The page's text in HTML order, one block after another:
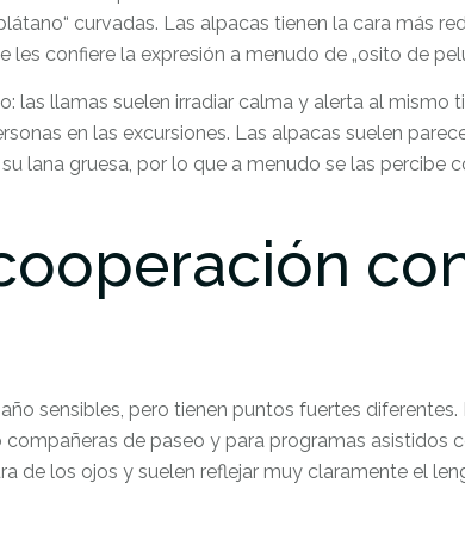
curvadas. Las alpacas tienen la cara más
confiere la expresión a menudo de „osito de
las llamas suelen irradiar calma y alerta al mismo
en las excursiones. Las alpacas suelen
lana gruesa, por lo que a menudo se las percibe
sensibles, pero tienen puntos fuertes diferentes.
de paseo y para programas asistidos
de los ojos y suelen reflejar muy claramente el